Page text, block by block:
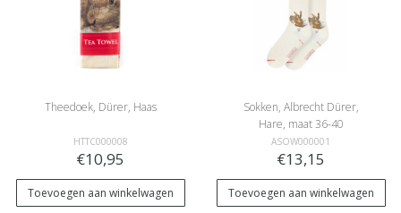
Theedoek, Dürer, Haas
HTTC000008
€10,95
Toevoegen aan winkelwagen
Sokken, Albrecht Dürer,
Hare, maat 36-40
ASOW000001
€13,15
Toevoegen aan winkelwagen